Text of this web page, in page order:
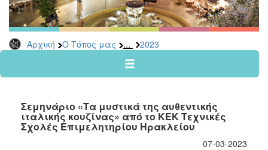
Αρχική Ο Τόπος μας ... 2023
Αρχείο
2026
2024
2022
2021
Σεμηνάριο «Τα μυστικά της αυθεντικής
ιταλικής κουζίνας» από το ΚΕΚ Τεχνικές
Σχολές Επιμελητηρίου Ηρακλείου
07-03-2023